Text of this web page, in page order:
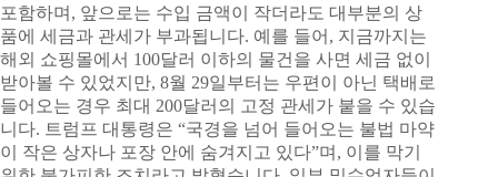
포함하며, 앞으로는 수입 금액이 작더라도 대부분의 상
품에 세금과 관세가 부과됩니다. 예를 들어, 지금까지는
해외 쇼핑몰에서 100달러 이하의 물건을 사면 세금 없이
받아볼 수 있었지만, 8월 29일부터는 우편이 아닌 택배로
들어오는 경우 최대 200달러의 고정 관세가 붙을 수 있습
니다. 트럼프 대통령은 “국경을 넘어 들어오는 불법 마약
이 작은 상자나 포장 안에 숨겨지고 있다”며, 이를 막기